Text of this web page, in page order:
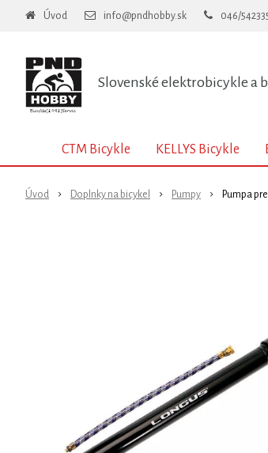
Slovenské elektrobicykle a
Úvod info@pndhobby.sk 046/
CTM Bicykle KELLYS Bicykle
Úvod Doplnky na bicykel Pumpy Pumpa